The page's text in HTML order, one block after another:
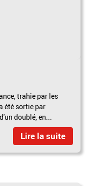
trahie par les
été sortie par
doublé, en...
Lire la suite